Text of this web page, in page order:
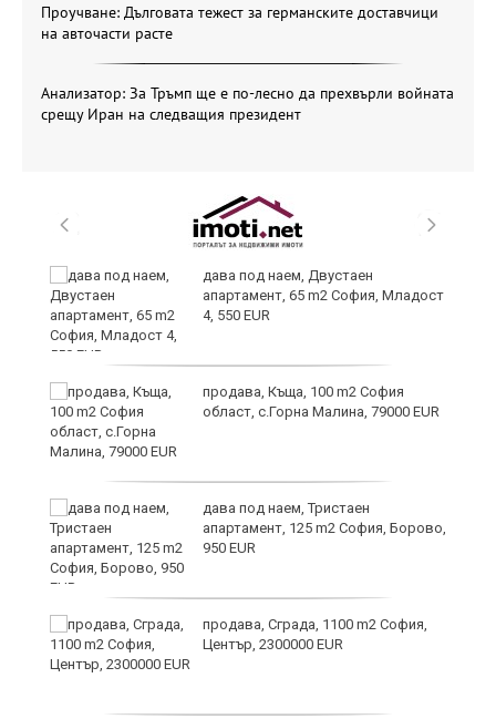
Проучване: Дълговата тежест за германските доставчици
на авточасти расте
Анализатор: За Тръмп ще е по-лесно да прехвърли войната
срещу Иран на следващия президент
дава под наем, Двустаен
апартамент, 65 m2 София, Младост
4, 550 EUR
продава, Къща, 100 m2 София
област, с.Горна Малина, 79000 EUR
дава под наем, Тристаен
апартамент, 125 m2 София, Борово,
950 EUR
продава, Сграда, 1100 m2 София,
Център, 2300000 EUR